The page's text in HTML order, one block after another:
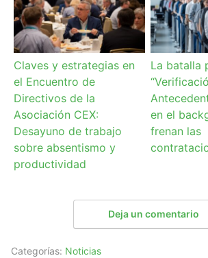
Claves y estrategias en
el Encuentro de
Directivos de la
Asociación CEX:
Desayuno de trabajo
sobre absentismo y
productividad
La batalla
en el
frenan las
Deja un comentario
Categorías: Noticias